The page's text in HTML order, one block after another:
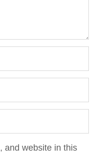
and website in this